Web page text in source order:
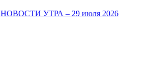
НОВОСТИ УТРА – 29 июля 2026